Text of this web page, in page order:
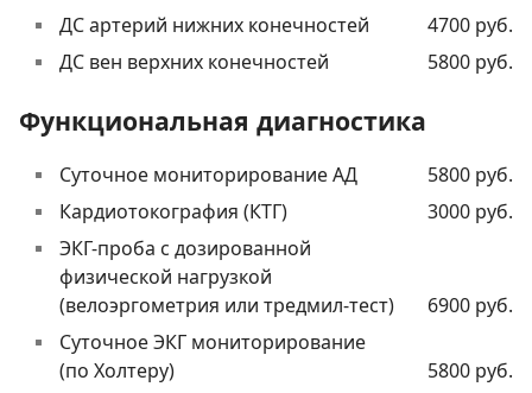
ДС артерий нижних конечностей
4700 руб.
ДС вен верхних конечностей
5800 руб.
Функциональная диагностика
Суточное мониторирование АД
5800 руб.
Кардиотокография (КТГ)
3000 руб.
ЭКГ-проба с дозированной
физической нагрузкой
(велоэргометрия или тредмил-тест)
6900 руб.
Суточное ЭКГ мониторирование
(по Холтеру)
5800 руб.